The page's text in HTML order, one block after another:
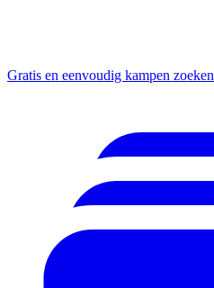
Gratis en eenvoudig kampen zoeken